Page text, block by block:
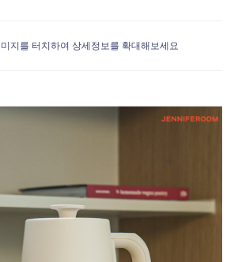
지를 터치하여 상세정보를 확대해보세요